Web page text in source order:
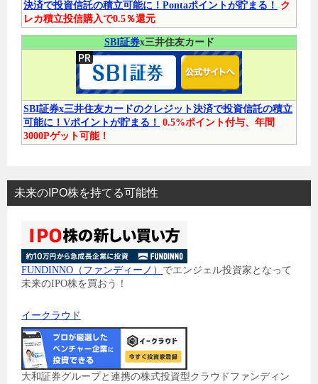
決済で投資信託の積立可能に！Pontaポイントが貯まる！
ク
レカ積立投信購入で0.5％還元
SBI証券x三井住友カード
SBI証券x三井住友カードのクレジット決済で投資信託の積立
可能に！Vポイントが貯まる！ 0.5%ポイント付与、年間
3000Pゲット可能！
未来のIPO株を持てる可能性
FUNDINNO（ファンディーノ） でエンジェル投資家となって
未来のIPO株を買おう！
イークラウド
大和証券グループと連携の株式投資型クラウドファンディン